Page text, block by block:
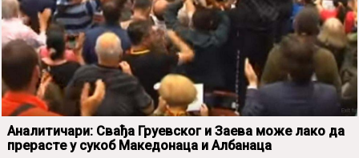
Аналитичари: Свађа Груевског и Заева може лако да
прерасте у сукоб Македонаца и Албанаца